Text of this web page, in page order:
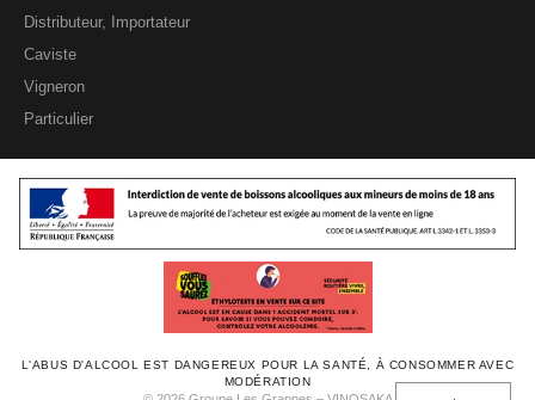
Distributeur, Importateur
Caviste
Vigneron
Particulier
L'ABUS D'ALCOOL EST DANGEREUX POUR LA SANTÉ, À CONSOMMER AVEC
MODÉRATION